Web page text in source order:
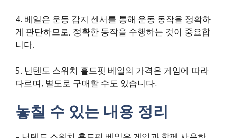
4. 베일은 운동 감지 센서를 통해 운동 동작을 정확하
게 판단하므로, 정확한 동작을 수행하는 것이 중요합
니다.
5. 닌텐도 스위치 홀드핏 베일의 가격은 게임에 따라
다르며, 별도로 구매할 수도 있습니다.
놓칠 수 있는 내용 정리